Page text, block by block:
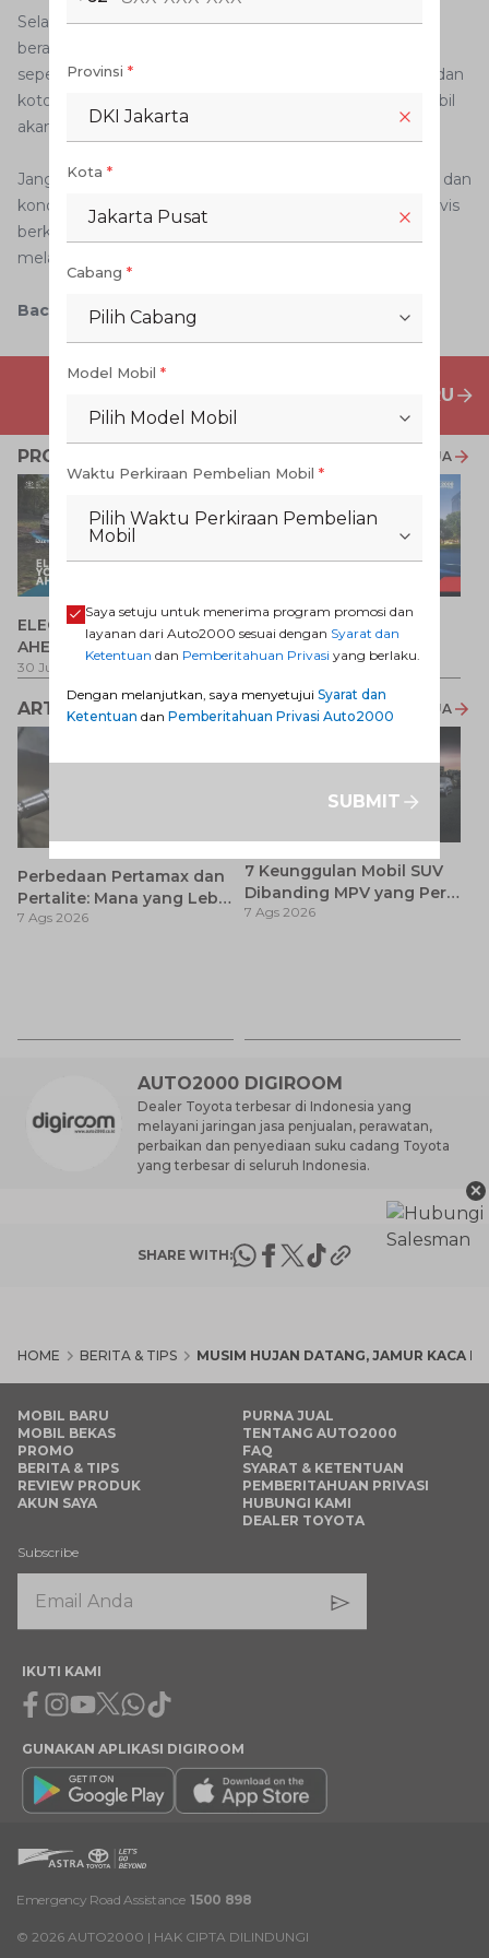
Selain itu, biasakan parkir di tempat yang teduh dan
beratap. Sembarangan dalam memilih tempat parkir,
seperti di tempat yang lembab, dapat membuat debu dan
kotoran menempel. Jika dibiarkan terlalu lama, kaca mobil
akan cepat berjamur.
Jangan lupa juga lakukan pengecekan volume air wiper dan
kondisi bilah wiper mobil Anda. Pastikan mobil selalu servis
berkala tepat waktu. Gunakan aplikasi Digiroom untuk
melakukan booking service secara mudah dan praktis.
Baca Juga:Jaga Kondisi Mobil dengan PERKASA
PENAWARAN MOBIL BARU
PROMO TERKAIT LIHAT SEMUA
ELECTRIFY YOUR PATH
AHEAD
30 Jul 2026
Promo Veloz HEV
31 Ags 2026
ARTIKEL LAINNYA LIHAT SEMUA
Perbedaan Pertamax dan
Pertalite: Mana yang Lebih
Baik untuk Mobil Toyota
7 Ags 2026
7 Keunggulan Mobil SUV
Dibanding MPV yang Perlu
Anda Ketahui
7 Ags 2026
AUTO2000 DIGIROOM
Dealer Toyota terbesar di Indonesia yang
melayani jaringan jasa penjualan, perawatan,
perbaikan dan penyediaan suku cadang Toyota
yang terbesar di seluruh Indonesia.
SHARE WITH:
HOME BERITA & TIPS MUSIM HUJAN DATANG, JAMUR KACA
×
MOBIL BARU
MOBIL BEKAS
PROMO
BERITA & TIPS
REVIEW PRODUK
AKUN SAYA
PURNA JUAL
TENTANG AUTO2000
FAQ
SYARAT & KETENTUAN
PEMBERITAHUAN PRIVASI
HUBUNGI KAMI
DEALER TOYOTA
Subscribe
IKUTI KAMI
Facebook
Instagram
Youtube
X Whatsapp
Tiktok
GUNAKAN APLIKASI DIGIROOM
Emergency Road Assistance 1500 898
© 2026 AUTO2000 | HAK CIPTA DILINDUNGI
Provinsi *
DKI Jakarta
Kota *
Jakarta Pusat
Cabang *
Pilih Cabang
Model Mobil *
Pilih Model Mobil
Waktu Perkiraan Pembelian Mobil *
Pilih Waktu Perkiraan Pembelian
Mobil
Saya setuju untuk menerima program promosi dan
layanan dari Auto2000 sesuai dengan Syarat dan
Ketentuan dan Pemberitahuan Privasi yang berlaku.
Dengan melanjutkan, saya menyetujui Syarat dan
Ketentuan dan Pemberitahuan Privasi Auto2000
SUBMIT